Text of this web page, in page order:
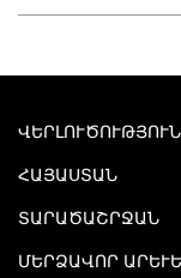
ՎԵՐԼՈՒԾՈՒԹՅՈՒՆ
ՀԱՅԱՍՏԱՆ
ՏԱՐԱԾԱՇՐՋԱՆ
ՄԵՐՁԱՎՈՐ